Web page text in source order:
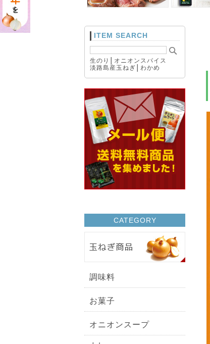
ITEM SEARCH
生のり
オニオンスパイス
淡路島産玉ねぎ
わかめ
CATEGORY
調味料
お菓子
オニオンスープ